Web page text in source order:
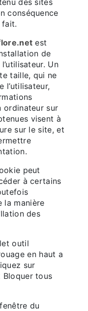
des sites
conséquence
fait.
est
de
Un
taille, qui ne
l’utilisateur,
ordinateur sur
visent à
sur le site, et
peut
à certains
la manière
des
outil
en haut a
sur
tous
du